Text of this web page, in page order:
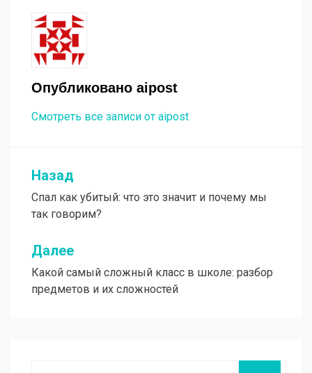
Опубликовано aipost
Смотреть все записи от aipost
Навигация
по
записям
Назад
Спал как убитый: что это значит и почему мы
так говорим?
Далее
Какой самый сложный класс в школе: разбор
предметов и их сложностей